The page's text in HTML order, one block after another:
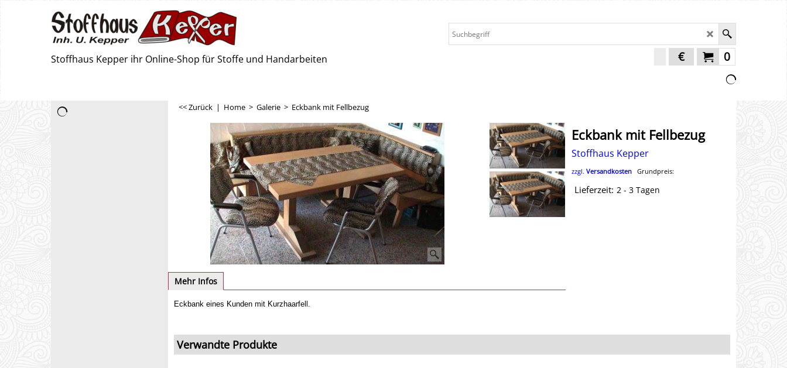
Stoffhaus Kepper ihr Online-Shop für Stoffe und Handarbeiten 0
€
<< Zurück | Home > Galerie > Eckbank mit Fellbezug
Eckbank mit Fellbezug
Stoffhaus Kepper
zzgl. Versandkosten Grundpreis:
Lieferzeit: 2 - 3 Tagen
Mehr Infos
Eckbank eines Kunden mit Kurzhaarfell.
Verwandte Produkte